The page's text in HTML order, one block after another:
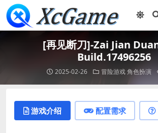
[再见断刀]-Zai Jian
Build.17496256
2025-02-26 冒险游戏角色扮演
游戏介绍 配置需求